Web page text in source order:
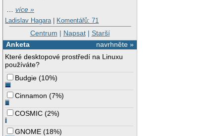
…více »
Ladislav Hagara | Komentářů: 71
Centrum | Napsat| Starší
navrhněte »
Anketa
Které desktopové prostředí na Linuxu
používáte?
Budgie (10%)
Cinnamon (7%)
COSMIC (2%)
GNOME (18%)